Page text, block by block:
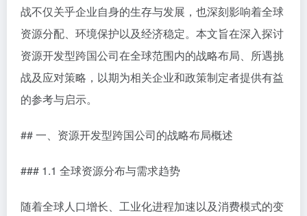
战不仅关乎企业自身的生存与发展，也深刻影响着全球
资源分配、环境保护以及经济稳定。本文旨在深入探讨
资源开发型跨国公司在全球范围内的战略布局、所遇挑
战及应对策略，以期为相关企业和政策制定者提供有益
的参考与启示。
## 一、资源开发型跨国公司的战略布局概述
### 1.1 全球资源分布与需求趋势
随着全球人口增长、工业化进程加速以及消费模式的变